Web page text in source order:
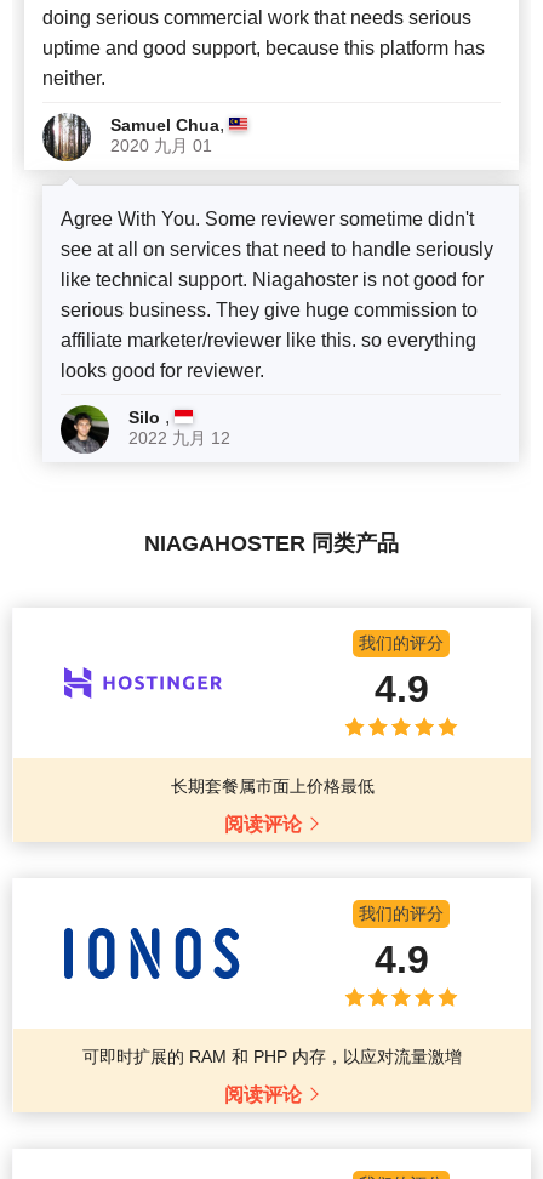
doing serious commercial work that needs serious
uptime and good support, because this platform has
neither.
Samuel Chua,
2020 九月 01
Agree With You. Some reviewer sometime didn't
see at all on services that need to handle seriously
like technical support. Niagahoster is not good for
serious business. They give huge commission to
affiliate marketer/reviewer like this. so everything
looks good for reviewer.
Silo ,
2022 九月 12
NIAGAHOSTER 同类产品
我们的评分
4.9
长期套餐属市面上价格最低
阅读评论
我们的评分
4.9
可即时扩展的 RAM 和 PHP 内存，以应对流量激增
阅读评论